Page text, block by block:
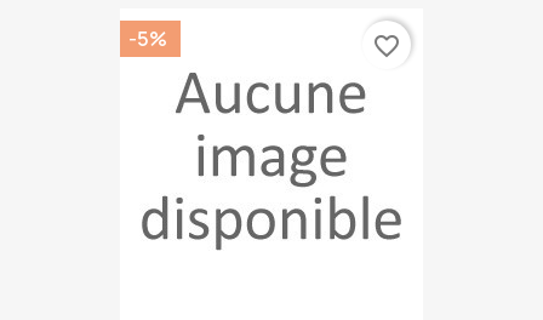
-5% favorite_border